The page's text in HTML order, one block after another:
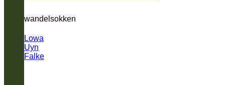
wandelsokken
Lowa
Uyn
Falke